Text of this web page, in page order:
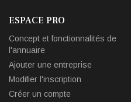
ESPACE PRO
Concept et fonctionnalités de
l'annuaire
Ajouter une entreprise
Modifier l'inscription
Créer un compte